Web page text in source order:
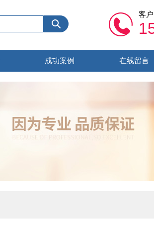
客
成功案例 在线留言